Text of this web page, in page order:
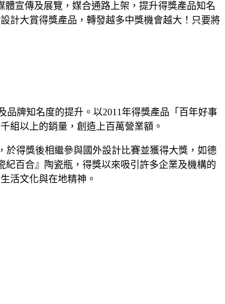
體宣傳及展覽，媒合通路上架，提升得獎產品知名
計大賞得獎產品，轉發越多中獎機會越大！只要將
牌知名度的提升。以2011年得獎產品「百年好事
組以上的銷量，創造上百萬營業額。
於得獎後相繼參與國外設計比賽並獲得大獎，如德
紀百合』陶瓷瓶，得獎以來吸引許多企業及機構的
活文化與在地精神。